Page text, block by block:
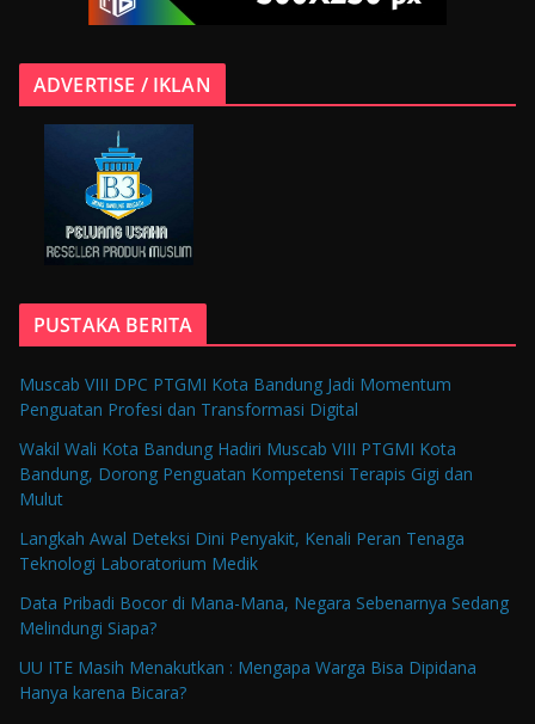
ADVERTISE / IKLAN
PUSTAKA BERITA
Muscab VIII DPC PTGMI Kota Bandung Jadi Momentum
Penguatan Profesi dan Transformasi Digital
Wakil Wali Kota Bandung Hadiri Muscab VIII PTGMI Kota
Bandung, Dorong Penguatan Kompetensi Terapis Gigi dan
Mulut
Langkah Awal Deteksi Dini Penyakit, Kenali Peran Tenaga
Teknologi Laboratorium Medik
Data Pribadi Bocor di Mana-Mana, Negara Sebenarnya Sedang
Melindungi Siapa?
UU ITE Masih Menakutkan : Mengapa Warga Bisa Dipidana
Hanya karena Bicara?